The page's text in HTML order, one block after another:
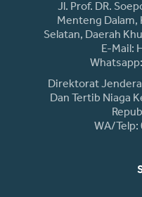
Jl. Prof. DR.
Menteng Dalam,
Selatan, Daerah
E-Mail:
Direktorat
Dan Tertib Niaga
WA/